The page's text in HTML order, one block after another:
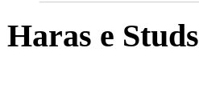
Haras e Studs